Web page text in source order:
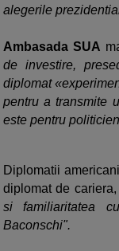
alegerile
Ambasada SUA
de investire,
diplomat
pentru a transmite
este pentru
Diplomatii
diplomat de cariera,
si familiaritatea
Baconschi".